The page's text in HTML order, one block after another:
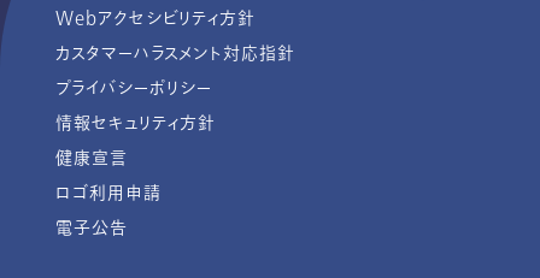
Webアクセシビリティ方針
カスタマーハラスメント対応指針
プライバシーポリシー
情報セキュリティ方針
健康宣言
ロゴ利用申請
電子公告